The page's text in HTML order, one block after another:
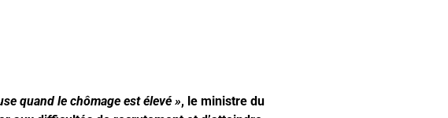
quand le chômage est élevé », le ministre du